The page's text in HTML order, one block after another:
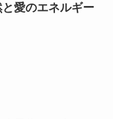
と愛のエネルギー